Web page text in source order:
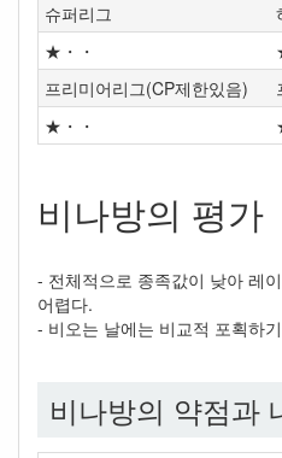
슈퍼리그
★・・
프리미어리그(CP제한있음)
★・・
비나방의 평가
- 전체적으로 종족값이 낮아 레
어렵다.
- 비오는 날에는 비교적 포획하
비나방의 약점과